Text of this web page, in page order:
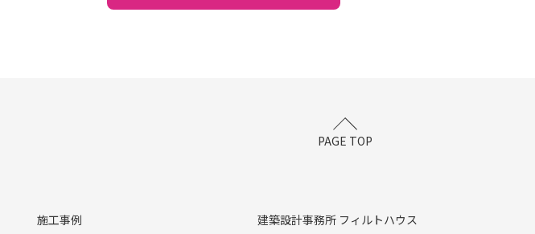
PAGE TOP
施工事例
建築設計事務所 フィルトハウス